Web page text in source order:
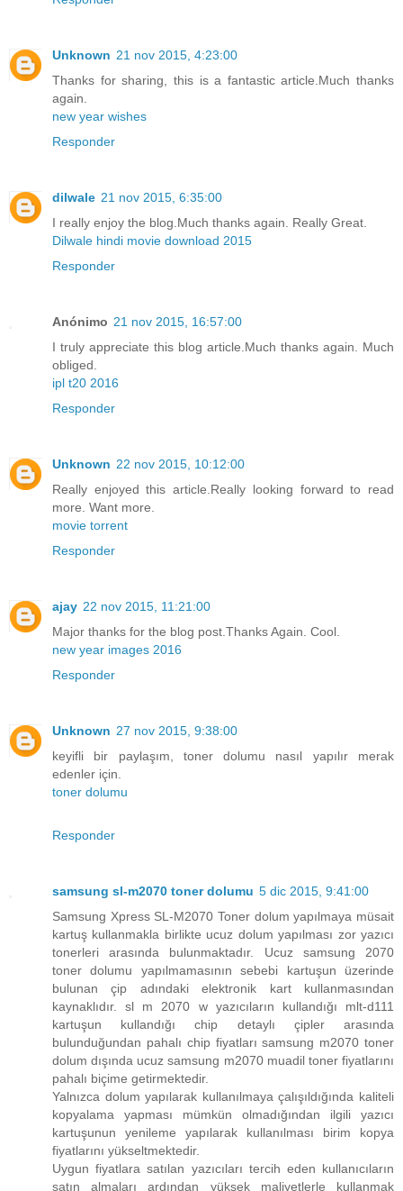
Unknown 21 nov 2015, 4:23:00
Thanks for sharing, this is a fantastic article.Much thanks
again.
new year wishes
Responder
dilwale 21 nov 2015, 6:35:00
I really enjoy the blog.Much thanks again. Really Great.
Dilwale hindi movie download 2015
Responder
Anónimo 21 nov 2015, 16:57:00
I truly appreciate this blog article.Much thanks again. Much
obliged.
ipl t20 2016
Responder
Unknown 22 nov 2015, 10:12:00
Really enjoyed this article.Really looking forward to read
more. Want more.
movie torrent
Responder
ajay 22 nov 2015, 11:21:00
Major thanks for the blog post.Thanks Again. Cool.
new year images 2016
Responder
Unknown 27 nov 2015, 9:38:00
keyifli bir paylaşım, toner dolumu nasıl yapılır merak
edenler için.
toner dolumu
Responder
samsung sl-m2070 toner dolumu 5 dic 2015, 9:41:00
Samsung Xpress SL-M2070 Toner dolum yapılmaya müsait
kartuş kullanmakla birlikte ucuz dolum yapılması zor yazıcı
tonerleri arasında bulunmaktadır. Ucuz samsung 2070
toner dolumu yapılmamasının sebebi kartuşun üzerinde
bulunan çip adındaki elektronik kart kullanmasından
kaynaklıdır. sl m 2070 w yazıcıların kullandığı mlt-d111
kartuşun kullandığı chip detaylı çipler arasında
bulunduğundan pahalı chip fiyatları samsung m2070 toner
dolum dışında ucuz samsung m2070 muadil toner fiyatlarını
pahalı biçime getirmektedir.
Yalnızca dolum yapılarak kullanılmaya çalışıldığında kaliteli
kopyalama yapması mümkün olmadığından ilgili yazıcı
kartuşunun yenileme yapılarak kullanılması birim kopya
fiyatlarını yükseltmektedir.
Uygun fiyatlara satılan yazıcıları tercih eden kullanıcıların
satın almaları ardından yüksek maliyetlerle kullanmak